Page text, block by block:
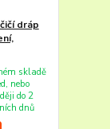
dráp
skladě
nebo
do 2
dnů